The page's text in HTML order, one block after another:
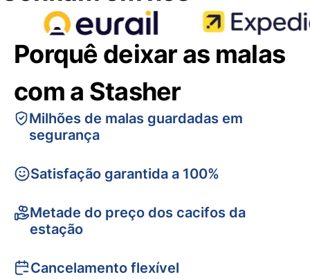
Porquê deixar as malas
com a Stasher
Milhões de malas guardadas em
segurança
Satisfação garantida a 100%
Metade do preço dos cacifos da
estação
Cancelamento flexível